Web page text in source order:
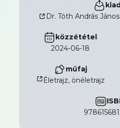
Dr. Tóth András
közzététel
2024-06-18
műfaj
Életrajz, önéletrajz